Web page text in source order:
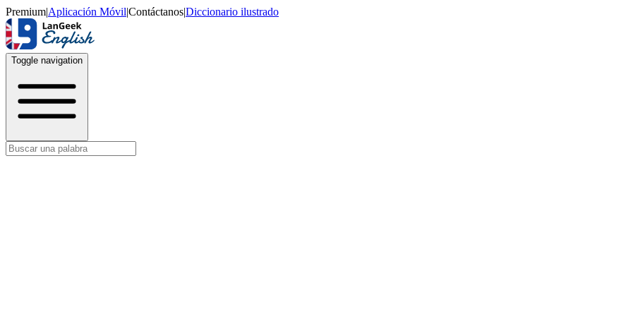
Premium|Aplicación Móvil|Contáctanos|Diccionario ilustrado
Toggle navigation